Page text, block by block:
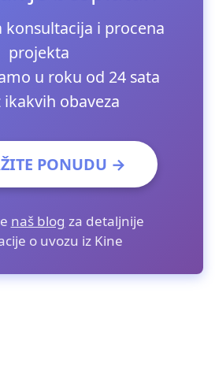
konsultacija i procena
projekta
u roku od 24 sata
obaveza
PONUDU →
naš blog za detaljnije
o uvozu iz Kine